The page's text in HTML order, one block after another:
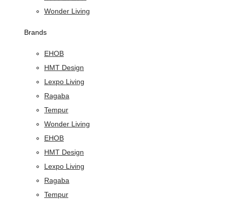
Wonder Living
Brands
EHOB
HMT Design
Lexpo Living
Ragaba
Tempur
Wonder Living
EHOB
HMT Design
Lexpo Living
Ragaba
Tempur